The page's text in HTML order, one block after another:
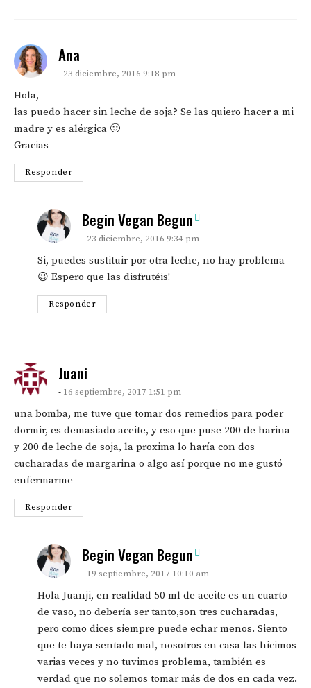
Ana
23 diciembre, 2016 9:18 pm
Hola,
las puedo hacer sin leche de soja? Se las quiero hacer a mi
madre y es alérgica 🙂
Gracias
Responder
Begin Vegan Begun
23 diciembre, 2016 9:34 pm
Si, puedes sustituir por otra leche, no hay problema
😉 Espero que las disfrutéis!
Responder
Juani
16 septiembre, 2017 1:51 pm
una bomba, me tuve que tomar dos remedios para poder
dormir, es demasiado aceite, y eso que puse 200 de harina
y 200 de leche de soja, la proxima lo haría con dos
cucharadas de margarina o algo así porque no me gustó
enfermarme
Responder
Begin Vegan Begun
19 septiembre, 2017 10:10 am
Hola Juanji, en realidad 50 ml de aceite es un cuarto
de vaso, no debería ser tanto,son tres cucharadas,
pero como dices siempre puede echar menos. Siento
que te haya sentado mal, nosotros en casa las hicimos
varias veces y no tuvimos problema, también es
verdad que no solemos tomar más de dos en cada vez.